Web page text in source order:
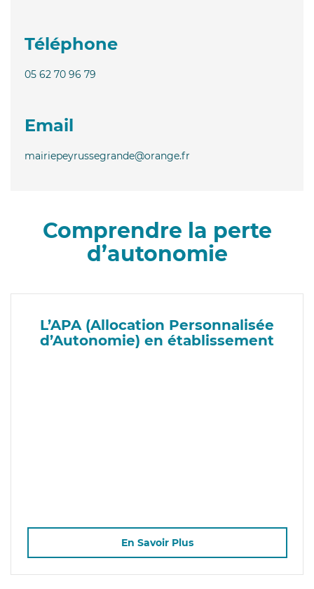
Téléphone
05 62 70 96 79
Email
mairiepeyrussegrande@orange.fr
Comprendre la perte
d’autonomie
L’APA (Allocation Personnalisée
d’Autonomie) en établissement
En Savoir Plus